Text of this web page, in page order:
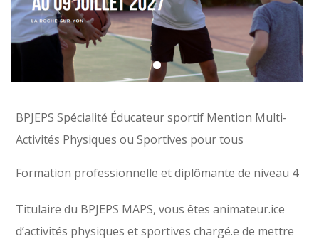
BPJEPS Spécialité Éducateur sportif Mention Multi-
Activités Physiques ou Sportives pour tous
Formation professionnelle et diplômante de niveau 4
Titulaire du BPJEPS MAPS, vous êtes animateur.ice
d’activités physiques et sportives chargé.e de mettre